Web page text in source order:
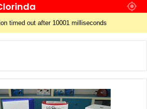
timed out after 10001 milliseconds